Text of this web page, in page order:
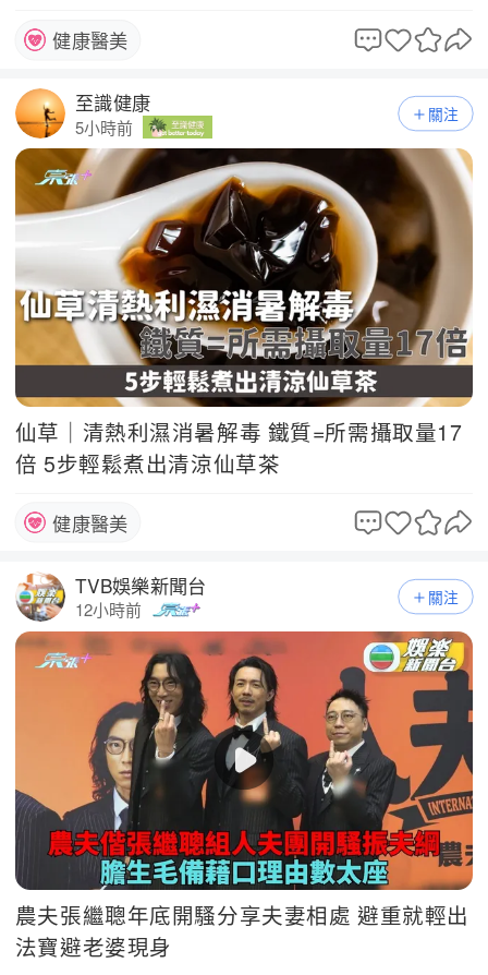
健康醫美
至識健康
5小時前
關注
仙草｜清熱利濕消暑解毒 鐵質=所需攝取量17
倍 5步輕鬆煮出清涼仙草茶
健康醫美
TVB娛樂新聞台
12小時前
關注
農夫張繼聰年底開騷分享夫妻相處 避重就輕出
法寶避老婆現身